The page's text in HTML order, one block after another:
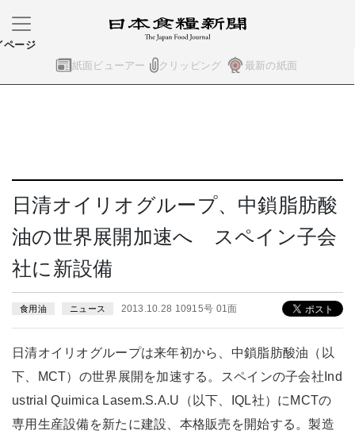
紙面ビューアー クリッピング 最新の紙面
ページ
日清オイリオグループ、中鎖脂肪酸
油の世界展開加速へ スペイン子会
社に新設備
食用油 ニュース 2013.10.28 10915号 01面
日清オイリオグループは来年初から、中鎖脂肪酸油（以
下、MCT）の世界展開を加速する。スペインの子会社Ind
ustrial Quimica Lasem.S.A.U（以下、IQL社）にMCTの
専用生産設備を新たに建設、本格販売を開始する。製造